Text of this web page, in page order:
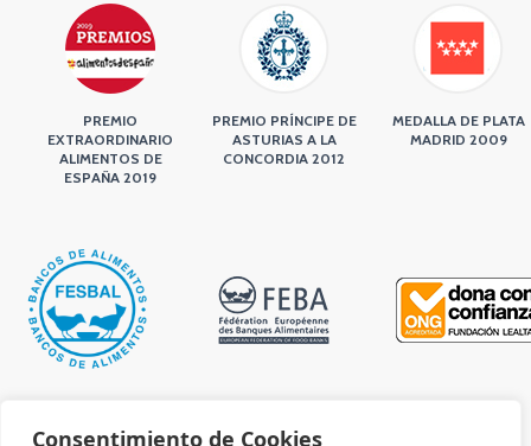
Consentimiento de Cookies
PREMIO
EXTRAORDINARIO
ALIMENTOS DE
ESPAÑA 2019
PREMIO PRÍNCIPE DE
ASTURIAS A LA
CONCORDIA 2012
MEDALLA DE PLATA
MADRID 2009